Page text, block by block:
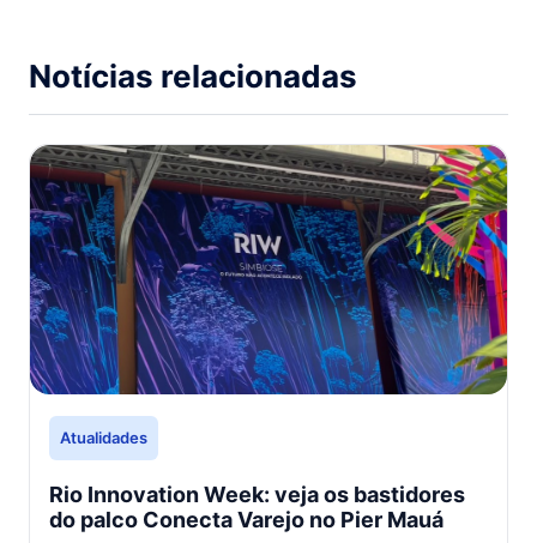
Notícias relacionadas
Atualidades
Rio Innovation Week: veja os bastidores
do palco Conecta Varejo no Pier Mauá